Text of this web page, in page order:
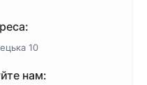
10
нам: